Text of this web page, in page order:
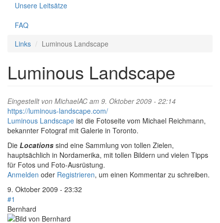
Unsere Leitsätze
FAQ
Links
Luminous Landscape
Luminous Landscape
Eingestellt von MichaelAC am 9. Oktober 2009 - 22:14
https://luminous-landscape.com/
Luminous Landscape ist die Fotoseite vom Michael Reichmann,
bekannter Fotograf mit Galerie in Toronto.
Die Locations sind eine Sammlung von tollen Zielen,
hauptsächlich in Nordamerika, mit tollen Bildern und vielen Tipps
für Fotos und Foto-Ausrüstung.
Anmelden oder Registrieren, um einen Kommentar zu schreiben.
9. Oktober 2009 - 23:32
#1
Bernhard